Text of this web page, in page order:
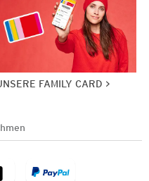
FAMILY CARD